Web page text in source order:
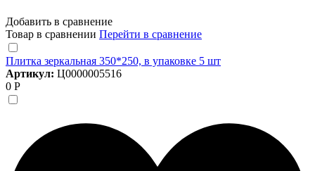
Добавить в сравнение
Товар в сравнении Перейти в сравнение
Плитка зеркальная 350*250, в упаковке 5 шт
Артикул: Ц0000005516
0 Р